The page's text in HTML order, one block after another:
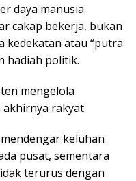
daya manusia
cakap bekerja, bukan
kedekatan atau “putra
hadiah politik.
mengelola
rakyat.
keluhan
pusat, sementara
terurus dengan